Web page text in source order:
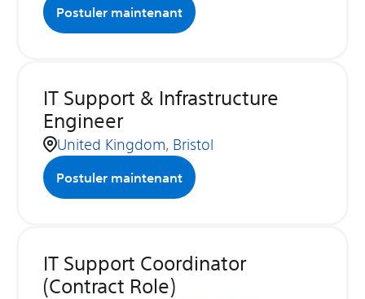
Postuler maintenant
IT Support & Infrastructure
Engineer
United Kingdom, Bristol
Postuler maintenant
IT Support Coordinator
(Contract Role)